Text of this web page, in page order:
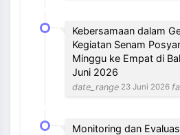
Kebersamaan dalam
Kegiatan Senam
Minggu ke Empat di
Juni 2026
date_range 23 Juni 2026
Monitoring dan